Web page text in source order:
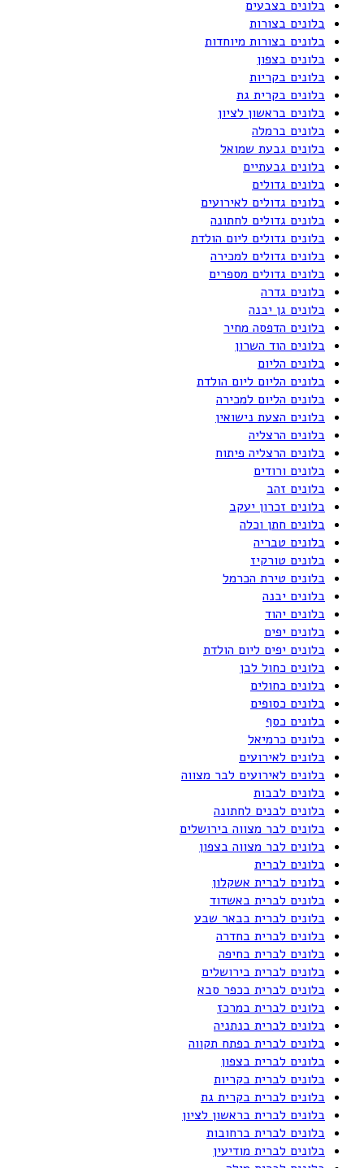
בלונים בצבעים
בלונים בצורות
בלונים בצורות מיוחדות
בלונים בצפון
בלונים בקריות
בלונים בקרית גת
בלונים בראשון לציון
בלונים ברמלה
בלונים גבעת שמואל
בלונים גבעתיים
בלונים גדולים
בלונים גדולים לאירועים
בלונים גדולים לחתונה
בלונים גדולים ליום הולדת
בלונים גדולים למכירה
בלונים גדולים מספרים
בלונים גדרה
בלונים גן יבנה
בלונים הדפסה מחיר
בלונים הוד השרון
בלונים הליום
בלונים הליום ליום הולדת
בלונים הליום למכירה
בלונים הצעת נישואין
בלונים הרצליה
בלונים הרצליה פיתוח
בלונים ורודים
בלונים זהב
בלונים זכרון יעקב
בלונים חתן וכלה
בלונים טבריה
בלונים טורקיז
בלונים טירת הכרמל
בלונים יבנה
בלונים יהוד
בלונים יפים
בלונים יפים ליום הולדת
בלונים כחול לבן
בלונים כחולים
בלונים כסופים
בלונים כסף
בלונים כרמיאל
בלונים לאירועים
בלונים לאירועים לבר מצווה
בלונים לבבות
בלונים לבנים לחתונה
בלונים לבר מצווה בירושלים
בלונים לבר מצווה בצפון
בלונים לברית
בלונים לברית אשקלון
בלונים לברית באשדוד
בלונים לברית בבאר שבע
בלונים לברית בחדרה
בלונים לברית בחיפה
בלונים לברית בירושלים
בלונים לברית בכפר סבא
בלונים לברית במרכז
בלונים לברית בנתניה
בלונים לברית בפתח תקווה
בלונים לברית בצפון
בלונים לברית בקריות
בלונים לברית בקרית גת
בלונים לברית בראשון לציון
בלונים לברית ברחובות
בלונים לברית מודיעין